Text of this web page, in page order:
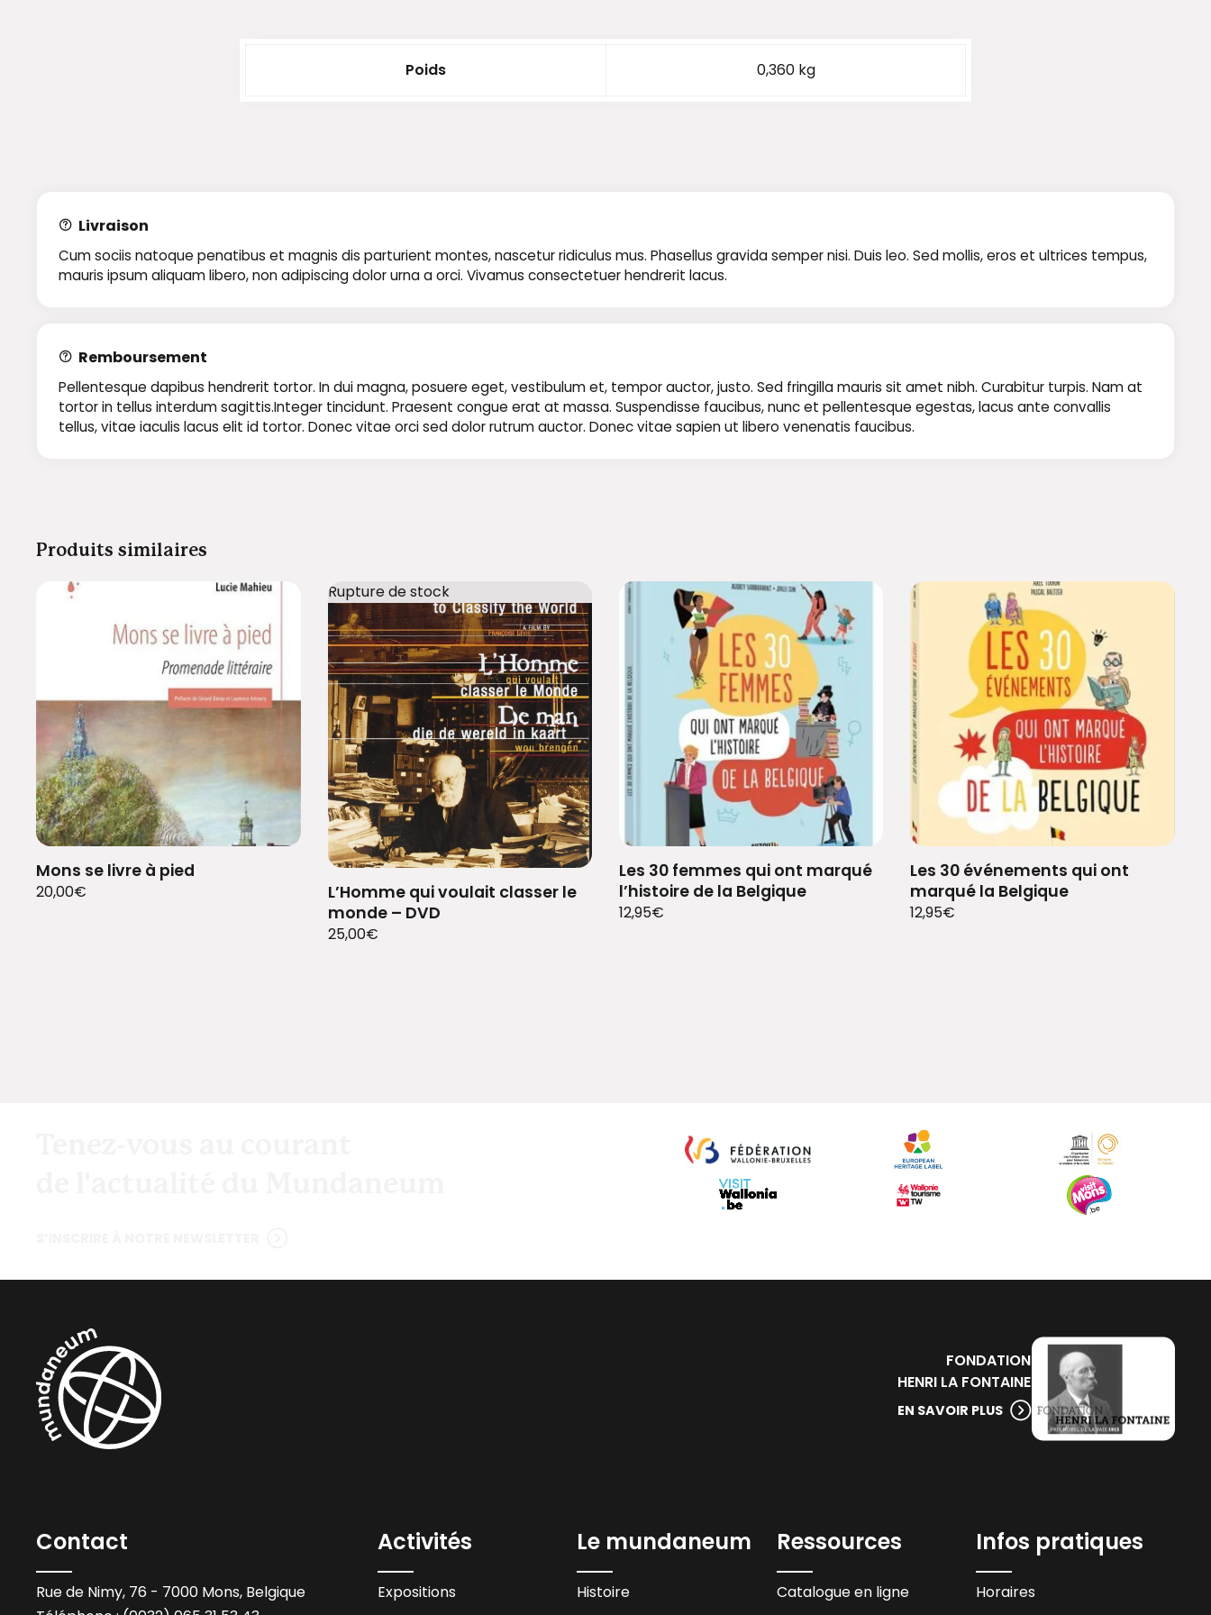
Poids 0,360 kg
Livraison
Cum sociis natoque penatibus et magnis dis parturient montes, nascetur ridiculus mus. Phasellus gravida semper nisi. Duis leo. Sed mollis, eros et ultrices tempus,
mauris ipsum aliquam libero, non adipiscing dolor urna a orci. Vivamus consectetuer hendrerit lacus.
Remboursement
Pellentesque dapibus hendrerit tortor. In dui magna, posuere eget, vestibulum et, tempor auctor, justo. Sed fringilla mauris sit amet nibh. Curabitur turpis. Nam at
tortor in tellus interdum sagittis.Integer tincidunt. Praesent congue erat at massa. Suspendisse faucibus, nunc et pellentesque egestas, lacus ante convallis
tellus, vitae iaculis lacus elit id tortor. Donec vitae orci sed dolor rutrum auctor. Donec vitae sapien ut libero venenatis faucibus.
Produits similaires
Mons se livre à pied
20,00€
Rupture de stock
L’Homme qui voulait classer le
monde – DVD
25,00€
Les 30 femmes qui ont marqué
l’histoire de la Belgique
12,95€
Les 30 événements qui ont
marqué la Belgique
12,95€
FONDATION
HENRI LA FONTAINE
EN SAVOIR PLUS
Contact
Rue de Nimy, 76 - 7000 Mons, Belgique
Activités
Expositions
Le mundaneum
Histoire
Ressources
Catalogue en ligne
Infos pratiques
Horaires